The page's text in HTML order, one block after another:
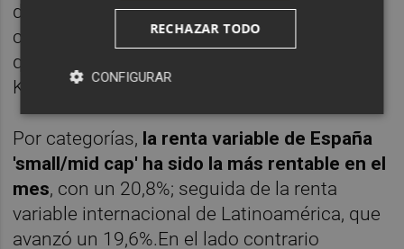
destaca que la rentabilidad en noviembre
cierra en verde para todas y en una horquilla
que va del 1,2% (Unigest) al 3,9% de
Kutxabank Gestión.
Por categorías, la renta variable de España
'small/mid cap' ha sido la más rentable en el
mes, con un 20,8%; seguida de la renta
variable internacional de Latinoamérica, que
avanzó un 19,6%.En el lado contrario
RECHAZAR TODO
CONFIGURAR